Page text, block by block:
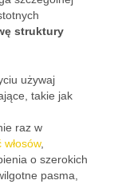
struktury
używaj
takie jak
raz w
,
o szerokich
pasma,